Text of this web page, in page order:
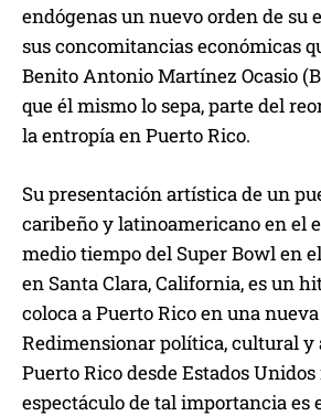
endógenas un nuevo orden de su
sus concomitancias económicas
Benito Antonio Martínez Ocasio
que él mismo lo sepa, parte del
la entropía en Puerto Rico.
Su presentación artística de un
caribeño y latinoamericano en el
medio tiempo del Super Bowl en
en Santa Clara, California, es un
coloca a Puerto Rico en una
Redimensionar política, cultural
Puerto Rico desde Estados
espectáculo de tal importancia es